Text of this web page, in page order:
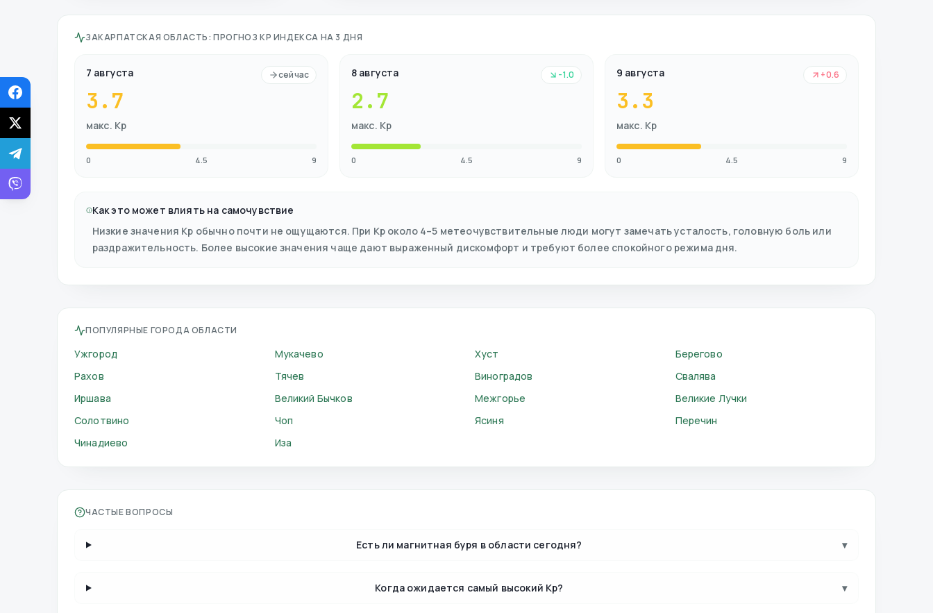
ЗАКАРПАТСКАЯ ОБЛАСТЬ:ПРОГНОЗ KP ИНДЕКСА НА 3 ДНЯ
7 августа
3.7
макс. Kp
сейчас
0 4.5 9
8 августа
2.7
макс. Kp
-1.0
0 4.5 9
9 августа
3.3
макс. Kp
+0.6
0 4.5 9
Как это может влиять на самочувствие
Низкие значения Kp обычно почти не ощущаются. При Kp около 4–5 метеочувствительные люди могут замечать усталость, головную боль или
раздражительность. Более высокие значения чаще дают выраженный дискомфорт и требуют более спокойного режима дня.
ПОПУЛЯРНЫЕ ГОРОДА ОБЛАСТИ
Ужгород Мукачево Хуст
Берегово
Рахов
Тячев Виноградов
Свалява
Иршава
Великий Бычков Межгорье
Великие Лучки
Солотвино
Чоп Ясиня
Перечин
Чинадиево
Иза
ЧАСТЫЕ ВОПРОСЫ
Есть ли магнитная буря в области сегодня? ▾
Когда ожидается самый высокий Kp? ▾